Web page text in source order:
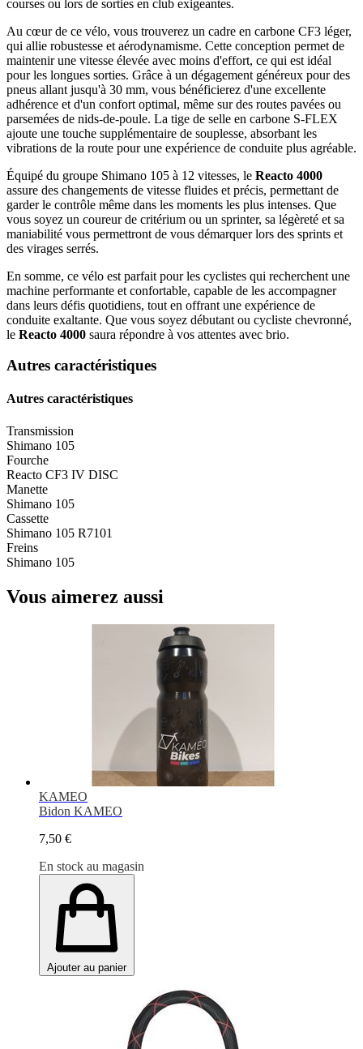
courses ou lors de sorties en club exigeantes.
Au cœur de ce vélo, vous trouverez un cadre en carbone CF3 léger,
qui allie robustesse et aérodynamisme. Cette conception permet de
maintenir une vitesse élevée avec moins d'effort, ce qui est idéal
pour les longues sorties. Grâce à un dégagement généreux pour des
pneus allant jusqu'à 30 mm, vous bénéficierez d'une excellente
adhérence et d'un confort optimal, même sur des routes pavées ou
parsemées de nids-de-poule. La tige de selle en carbone S-FLEX
ajoute une touche supplémentaire de souplesse, absorbant les
vibrations de la route pour une expérience de conduite plus agréable.
Équipé du groupe Shimano 105 à 12 vitesses, le Reacto 4000
assure des changements de vitesse fluides et précis, permettant de
garder le contrôle même dans les moments les plus intenses. Que
vous soyez un coureur de critérium ou un sprinter, sa légèreté et sa
maniabilité vous permettront de vous démarquer lors des sprints et
des virages serrés.
En somme, ce vélo est parfait pour les cyclistes qui recherchent une
machine performante et confortable, capable de les accompagner
dans leurs défis quotidiens, tout en offrant une expérience de
conduite exaltante. Que vous soyez débutant ou cycliste chevronné,
le Reacto 4000 saura répondre à vos attentes avec brio.
Autres caractéristiques
Autres caractéristiques
Transmission
Shimano 105
Fourche
Reacto CF3 IV DISC
Manette
Shimano 105
Cassette
Shimano 105 R7101
Freins
Shimano 105
Vous aimerez aussi
KAMEO
Bidon KAMEO
7,50 €
En stock au magasin
Ajouter au panier